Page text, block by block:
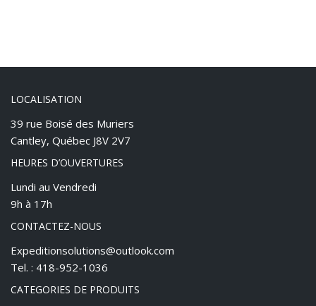
LOCALISATION
39 rue Boisé des Muriers
Cantley, Québec J8V 2V7
HEURES D’OUVERTURES
Lundi au Vendredi
9h à 17h
CONTACTEZ-NOUS
Expeditionsolutions@outlook.com
Tel. : 418-952-1036
CATEGORIES DE PRODUITS